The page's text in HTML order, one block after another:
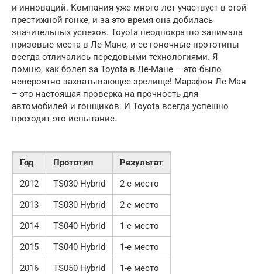
и инноваций. Компания уже много лет участвует в этой
престижной гонке, и за это время она добилась
значительных успехов. Toyota неоднократно занимала
призовые места в Ле-Мане, и ее гоночные прототипы
всегда отличались передовыми технологиями. Я
помню, как болел за Toyota в Ле-Мане – это было
невероятно захватывающее зрелище! Марафон Ле-Ман
– это настоящая проверка на прочность для
автомобилей и гонщиков. И Toyota всегда успешно
проходит это испытание.
Год Прототип
Результат
2012
TS030 Hybrid
2-е место
2013
TS030 Hybrid
2-е место
2014
TS040 Hybrid
1-е место
2015
TS040 Hybrid
1-е место
2016
TS050 Hybrid 1-е место